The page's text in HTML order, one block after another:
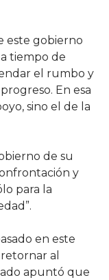
este gobierno
tiempo de
el rumbo y
En esa
sino el de la
de su
y
para la
en este
al
apuntó que